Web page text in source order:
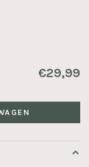
€29,99